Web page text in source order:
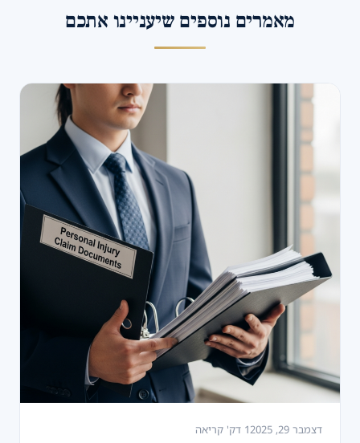
מאמרים נוספים שיעניינו אתכם
דצמבר 29, 2025 1 דק' קריאה